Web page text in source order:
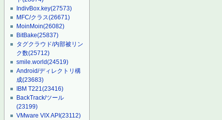
IndivBox.key(27573)
MFC/クラス(26671)
MoinMoin(26082)
BitBake(25837)
タグクラウド/内部被リン
ク数(25712)
smile.world(24519)
Android/ディレクトリ構
成(23683)
IBM T221(23416)
BackTrack/ツール
(23199)
VMware VIX API(23112)